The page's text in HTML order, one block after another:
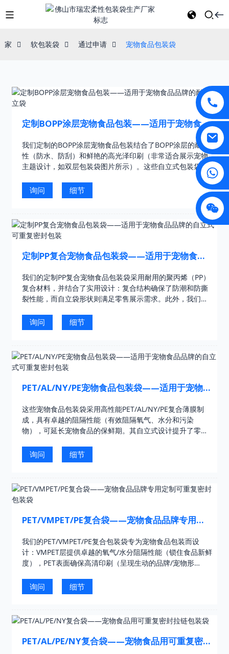
家 软包装袋 通过申请 宠物食品包装袋
定制BOPP涂层宠物食品包装——适用于宠物食品
我们定制的BOPP涂层宠物食品包装结合了BOPP涂层的耐用
性（防水、防刮）和鲜艳的高光泽印刷（非常适合展示宠物
主题设计，如双层包装袋图片所示）。这些自立式包装袋结
构稳固，便于货架展示，并采用食品级材料，可有效锁住宠
物干粮/零食……
询问 细节
定制PP复合宠物食品包装袋——适用于宠物食品
我们的定制PP复合宠物食品包装袋采用耐用的聚丙烯（PP）
复合材料，并结合了实用设计：复合结构确保了防潮和防撕
裂性能，而自立袋形状则满足零售展示需求。此外，我们还
图所示……）。
询问 细节
PET/AL/NY/PE宠物食品包装袋——适用于宠物食
这些宠物食品包装袋采用高性能PET/AL/NY/PE复合薄膜制
成，具有卓越的阻隔性能（有效阻隔氧气、水分和污染
物），可延长宠物食品的保鲜期。其自立式设计提升了零售
复密封的拉链……
询问 细节
PET/VMPET/PE复合袋——宠物食品品牌专用定
我们的PET/VMPET/PE复合包装袋专为宠物食品包装而设
计：VMPET层提供卓越的氧气/水分阻隔性能（锁住食品新鲜
度），PET表面确保高清印刷（呈现生动的品牌/宠物形
设计，并带有清晰的喂食指南…​​…
询问 细节
PET/AL/PE/NY复合袋——宠物食品用可重复密封